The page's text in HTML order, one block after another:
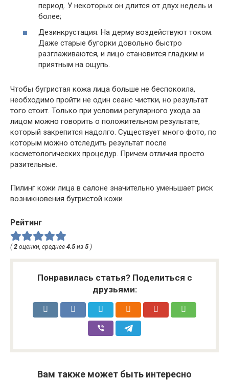
период. У некоторых он длится от двух недель и
более;
Дезинкрустация. На дерму воздействуют током.
Даже старые бугорки довольно быстро
разглаживаются, и лицо становится гладким и
приятным на ощупь.
Чтобы бугристая кожа лица больше не беспокоила,
необходимо пройти не один сеанс чистки, но результат
того стоит. Только при условии регулярного ухода за
лицом можно говорить о положительном результате,
который закрепится надолго. Существует много фото, по
которым можно отследить результат после
косметологических процедур. Причем отличия просто
разительные.
Пилинг кожи лица в салоне значительно уменьшает риск
возникновения бугристой кожи
Рейтинг
(2 оценки, среднее 4.5 из 5 )
Понравилась статья? Поделиться с
друзьями:
Вам также может быть интересно